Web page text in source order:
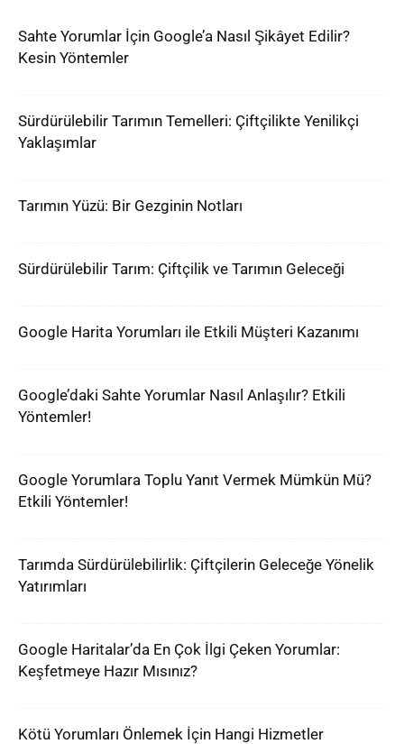
Sahte Yorumlar İçin Google’a Nasıl Şikâyet Edilir?
Kesin Yöntemler
Sürdürülebilir Tarımın Temelleri: Çiftçilikte Yenilikçi
Yaklaşımlar
Tarımın Yüzü: Bir Gezginin Notları
Sürdürülebilir Tarım: Çiftçilik ve Tarımın Geleceği
Google Harita Yorumları ile Etkili Müşteri Kazanımı
Google’daki Sahte Yorumlar Nasıl Anlaşılır? Etkili
Yöntemler!
Google Yorumlara Toplu Yanıt Vermek Mümkün Mü?
Etkili Yöntemler!
Tarımda Sürdürülebilirlik: Çiftçilerin Geleceğe Yönelik
Yatırımları
Google Haritalar’da En Çok İlgi Çeken Yorumlar:
Keşfetmeye Hazır Mısınız?
Kötü Yorumları Önlemek İçin Hangi Hizmetler